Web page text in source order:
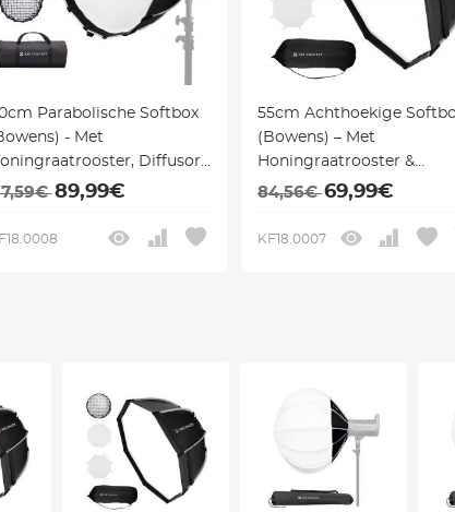
Parabolische Softbox
- Met
Diffusor
Draagtas - Voor Speedlite
89,99€
55cm Achthoekige
(Bowens) – Met
Honingraatrooster &
Diffusor – Voor Flitsers en
84,56€69,99€
KF18.0007